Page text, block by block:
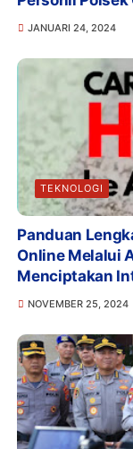
JANUARI 24, 2024
TEKNOLOGI
Panduan
Online Melalui
Menciptakan
NOVEMBER 25, 2024